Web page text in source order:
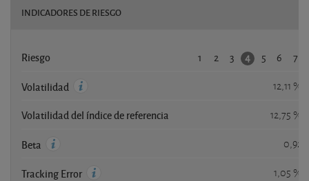
INDICADORES DE RIESGO
Riesgo 1 2 3 4 5 6 7
Volatilidad 12,11 %
Volatilidad del índice de referencia 12,75 %
Beta 0,92
Tracking Error 1,05 %